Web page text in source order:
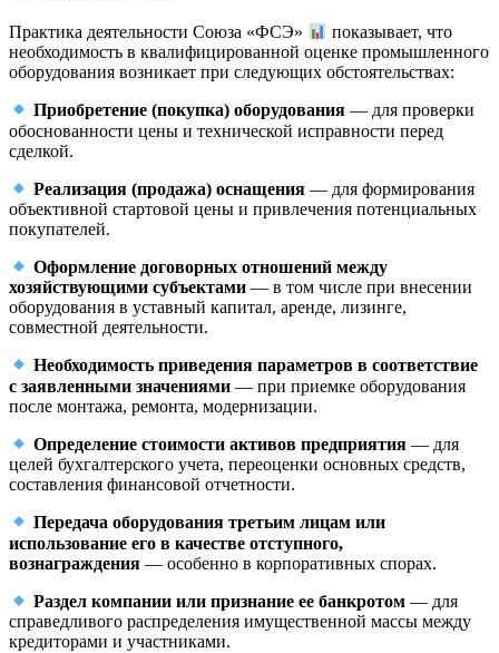
Практика деятельности Союза «ФСЭ»
показывает, что
необходимость в квалифицированной оценке промышленного
оборудования возникает при следующих обстоятельствах:
Приобретение (покупка) оборудования — для проверки
обоснованности цены и технической исправности перед
сделкой.
Реализация (продажа) оснащения — для формирования
объективной стартовой цены и привлечения потенциальных
покупателей.
Оформление договорных отношений между
хозяйствующими субъектами — в том числе при внесении
оборудования в уставный капитал, аренде, лизинге,
совместной деятельности.
Необходимость приведения параметров в соответствие
с заявленными значениями — при приемке оборудования
после монтажа, ремонта, модернизации.
Определение стоимости активов предприятия — для
целей бухгалтерского учета, переоценки основных средств,
составления финансовой отчетности.
Передача оборудования третьим лицам или
использование его в качестве отступного,
вознаграждения — особенно в корпоративных спорах.
Раздел компании или признание ее банкротом — для
справедливого распределения имущественной массы между
кредиторами и участниками.